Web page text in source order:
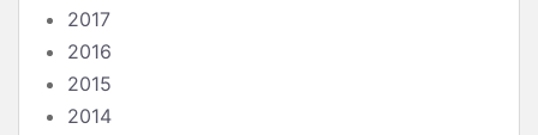
2017
2016
2015
2014